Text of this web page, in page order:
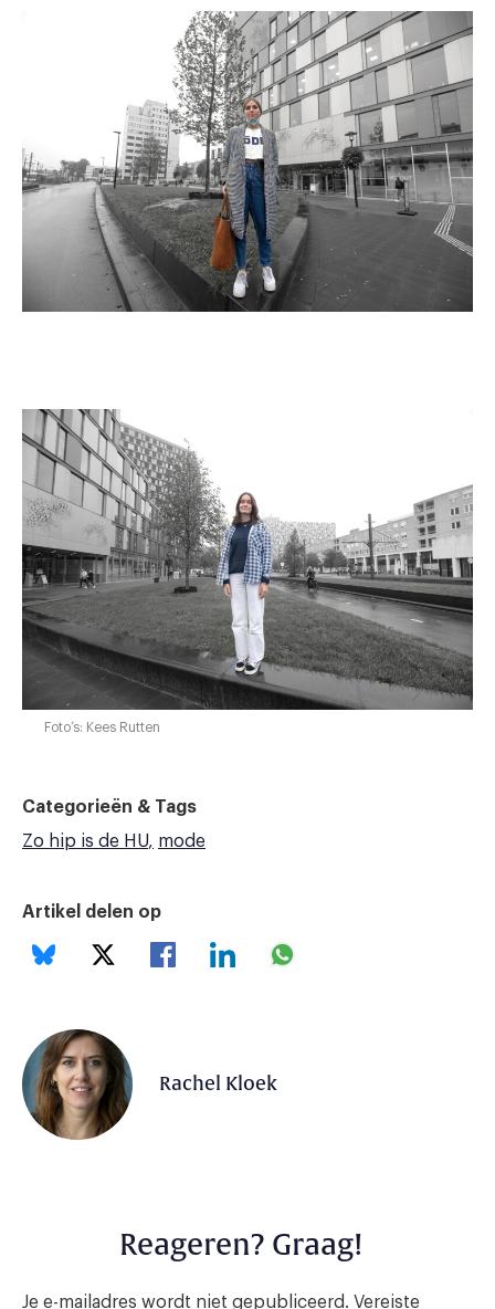
Foto’s: Kees Rutten
Categorieën & Tags
Zo hip is de HU
mode
Artikel delen op
Rachel Kloek
Reageren? Graag!
Je e-mailadres wordt niet gepubliceerd. Vereiste